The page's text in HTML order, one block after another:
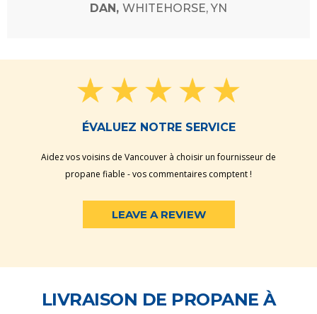
DAN, WHITEHORSE, YN
ÉVALUEZ NOTRE SERVICE
Aidez vos voisins de Vancouver à choisir un fournisseur de
propane fiable - vos commentaires comptent !
LEAVE A REVIEW
LIVRAISON DE PROPANE À